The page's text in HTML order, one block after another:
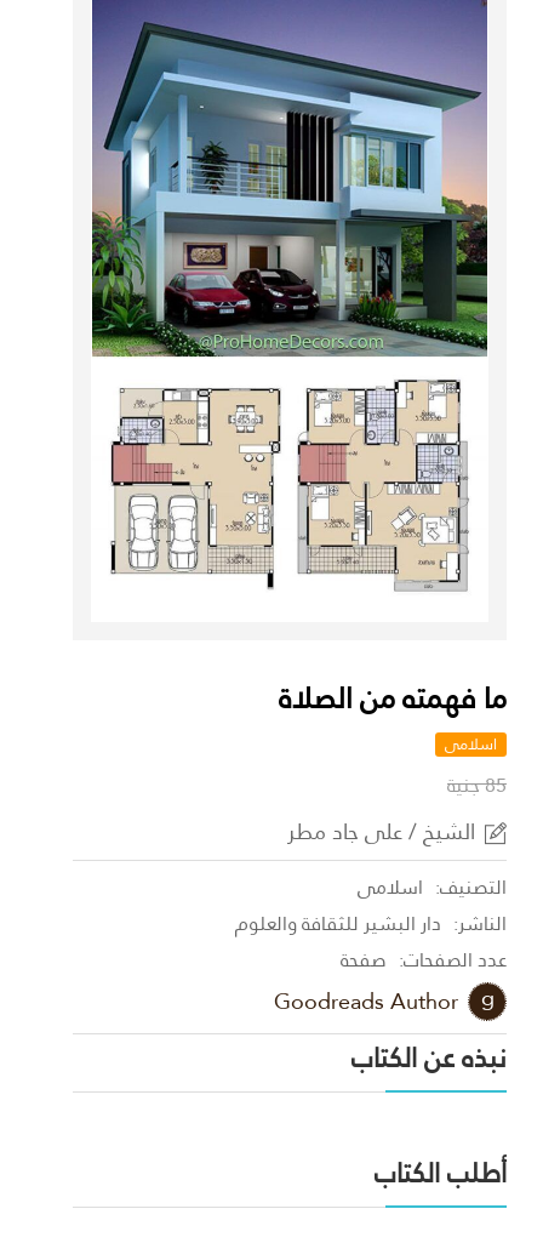
ما فهمته من الصلاة
اسلامى
85 جنية
الشيخ / على جاد مطر
التصنيف: اسلامى
الناشر: دار البشير للثقافة والعلوم
عدد الصفحات: صفحة
Goodreads Author
نبذه عن الكتاب
أطلب الكتاب